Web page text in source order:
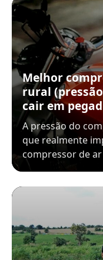
Melhor
rural
cair em
A pressão do
que realmente
compressor de